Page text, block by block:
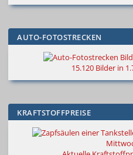
AUTO-FOTOSTRECKEN
15.120 Bilder in
KRAFTSTOFFPREISE